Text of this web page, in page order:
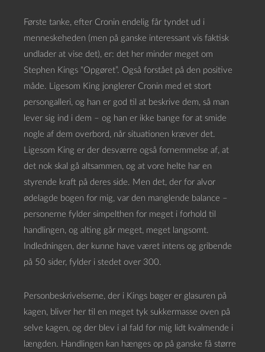
Første tanke, efter Cronin endelig får tyndet ud i
menneskeheden (men på ganske interessant vis faktisk
undlader at vise det), er: det her minder meget om
Stephen Kings “Opgøret”. Også forstået på den positive
måde. Ligesom King jonglerer Cronin med et stort
persongalleri, og han er god til at beskrive dem, så man
lever sig ind i dem – og han er ikke bange for at smide
nogle af dem overbord, når situationen kræver det.
Ligesom King er der desværre også fornemmelse af, at
det nok skal gå altsammen, og at vore helte har en
styrende kraft på deres side. Men det, der for alvor
ødelagde bogen for mig, var den manglende balance –
personerne fylder simpelthen for meget i forhold til
handlingen, og alting går meget, meget langsomt.
Indledningen, der kunne have været intens og gribende
på 50 sider, fylder i stedet over 300.
Personbeskrivelserne, der i Kings bøger er glasuren på
kagen, bliver her til en meget tyk sukkermasse oven på
selve kagen, og der blev i al fald for mig lidt kvalmende i
længden. Handlingen kan hænges op på ganske få større